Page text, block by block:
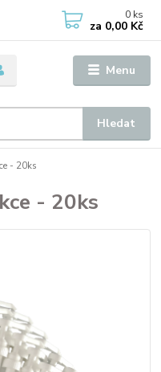
Menu
Hledat
0 ks
za 0,00 Kč
- 20ks
- 20ks